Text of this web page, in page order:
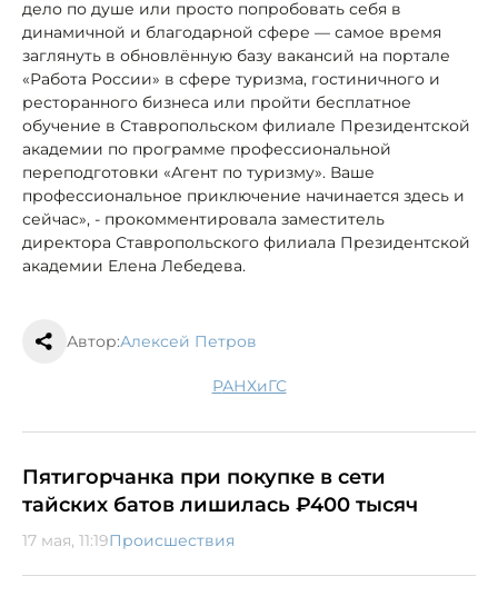
дело по душе или просто попробовать себя в
динамичной и благодарной сфере — самое время
заглянуть в обновлённую базу вакансий на портале
«Работа России» в сфере туризма, гостиничного и
ресторанного бизнеса или пройти бесплатное
обучение в Ставропольском филиале Президентской
академии по программе профессиональной
переподготовки «Агент по туризму». Ваше
профессиональное приключение начинается здесь и
сейчас», - прокомментировала заместитель
директора Ставропольского филиала Президентской
академии Елена Лебедева.
Автор:Алексей Петров
РАНХиГС
Пятигорчанка при покупке в сети
тайских батов лишилась ₽400 тысяч
17 мая, 11:19Происшествия